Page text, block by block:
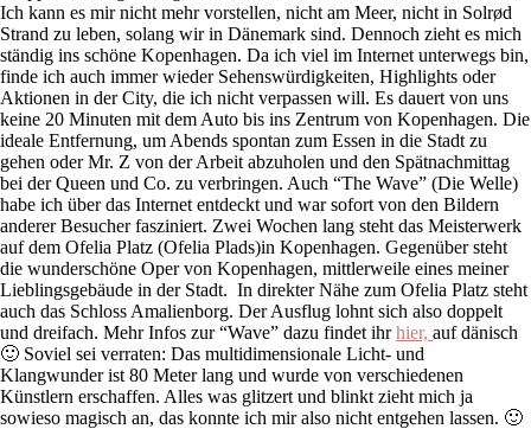
Ich kann es mir nicht mehr vorstellen, nicht am Meer, nicht in Solrød
Strand zu leben, solang wir in Dänemark sind. Dennoch zieht es mich
ständig ins schöne Kopenhagen. Da ich viel im Internet unterwegs bin,
finde ich auch immer wieder Sehenswürdigkeiten, Highlights oder
Aktionen in der City, die ich nicht verpassen will. Es dauert von uns
keine 20 Minuten mit dem Auto bis ins Zentrum von Kopenhagen. Die
ideale Entfernung, um Abends spontan zum Essen in die Stadt zu
gehen oder Mr. Z von der Arbeit abzuholen und den Spätnachmittag
bei der Queen und Co. zu verbringen. Auch “The Wave” (Die Welle)
habe ich über das Internet entdeckt und war sofort von den Bildern
anderer Besucher fasziniert. Zwei Wochen lang steht das Meisterwerk
auf dem Ofelia Platz (Ofelia Plads)in Kopenhagen. Gegenüber steht
die wunderschöne Oper von Kopenhagen, mittlerweile eines meiner
Lieblingsgebäude in der Stadt. In direkter Nähe zum Ofelia Platz steht
auch das Schloss Amalienborg. Der Ausflug lohnt sich also doppelt
und dreifach. Mehr Infos zur “Wave” dazu findet ihrhier, auf dänisch
🙂 Soviel sei verraten: Das multidimensionale Licht- und
Klangwunder ist 80 Meter lang und wurde von verschiedenen
Künstlern erschaffen. Alles was glitzert und blinkt zieht mich ja
sowieso magisch an, das konnte ich mir also nicht entgehen lassen. 🙂